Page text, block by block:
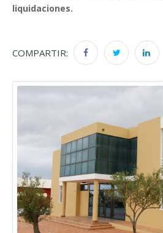
liquidaciones.
COMPARTIR: